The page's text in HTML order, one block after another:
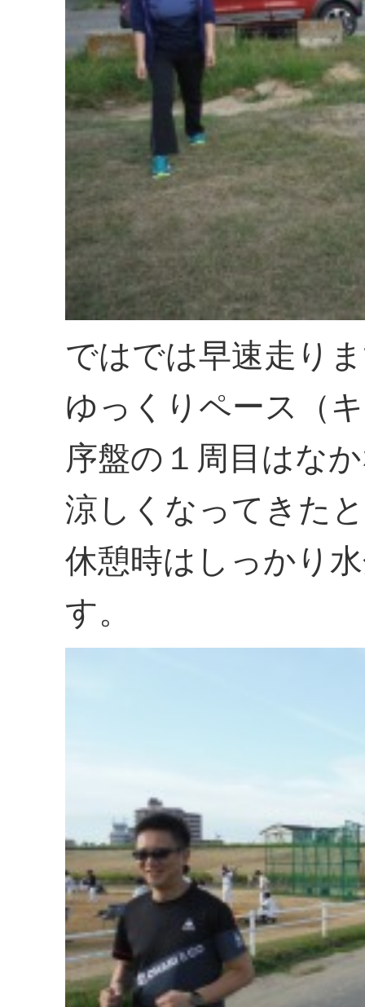
ではでは早速走り
ゆっくりペース（
序盤の１周目はな
涼しくなってきた
休憩時はしっかり
す。